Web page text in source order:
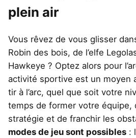
plein air
Vous rêvez de vous glisser
Robin des bois, de l’elfe
Hawkeye ? Optez alors pour
activité sportive est un moyen
tir à l’arc, quel que soit votre
temps de former votre équipe,
stratégie et de franchir les
modes de jeu sont possibles :